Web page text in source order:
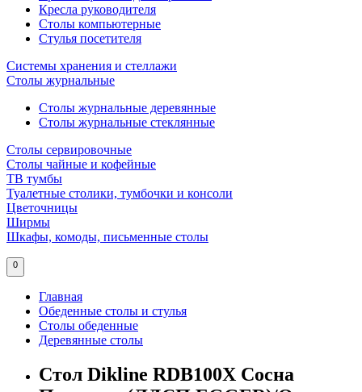
Кресла руководителя
Столы компьютерные
Стулья посетителя
Системы хранения и стеллажи
Столы журнальные
Столы журнальные деревянные
Столы журнальные стеклянные
Столы сервировочные
Столы чайные и кофейные
ТВ тумбы
Туалетные столики, тумбочки и консоли
Цветочницы
Ширмы
Шкафы, комоды, письменные столы
0
Главная
Обеденные столы и стулья
Столы обеденные
Деревянные столы
Стол Dikline RDB100X Сосна